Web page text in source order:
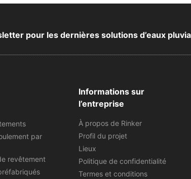
pour les dernières solutions d’eaux
par
revêtement
Informations sur
l’entreprise
À propos de Rinker
Profil du projet
Lieux
Politique de confidentialité
Termes et conditions